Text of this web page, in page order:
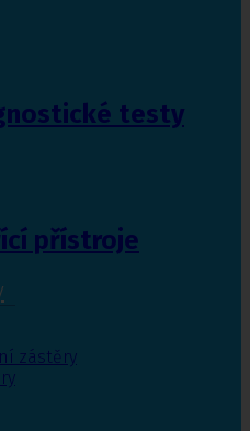
testy
přístroje
zástěry